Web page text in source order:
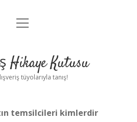
Anasayfa
Yasal Uyarı
menüyü
Hikaye Kutusu
tüyolarıyla tanış!
temsilcileri kimlerdir